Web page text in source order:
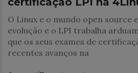
O Linux e o mundo open source
evolução e o LPI trabalha
que os seus exames de
recentes avanços na